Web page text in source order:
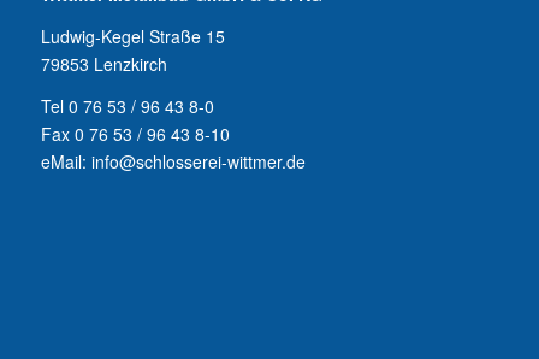
Ludwig-Kegel Straße 15
79853 Lenzkirch
Tel 0 76 53 / 96 43 8-0
Fax 0 76 53 / 96 43 8-10
eMail: info@schlosserei-wittmer.de